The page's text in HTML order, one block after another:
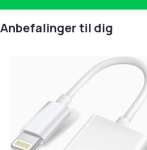
Anbefalinger til dig